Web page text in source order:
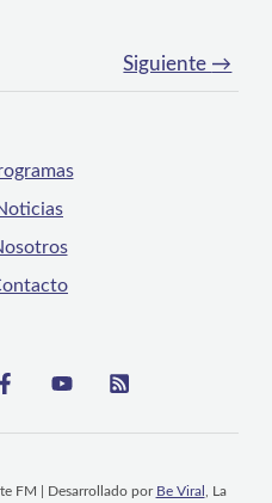
Siguiente →
FM | Desarrollado por Be Viral , La